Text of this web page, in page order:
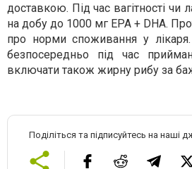
доставкою. Під час вагітності чи
на добу до 1000 мг EPA + DHA.
про норми споживання у
безпосередньо під час
включати також жирну рибу за
Поділіться та підписуйтесь на наші